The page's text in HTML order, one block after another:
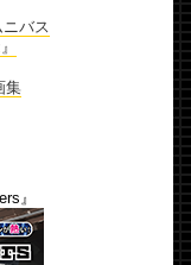
バス
集
』